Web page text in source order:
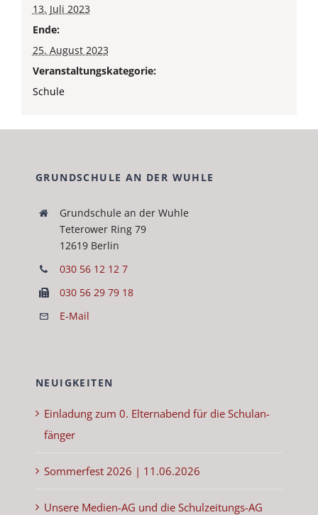
13. Juli 2023
Ende:
25. August 2023
Veranstaltungskategorie:
Schule
GRUNDSCHULE AN DER WUHLE
Grund­schule an der Wuh­le
Teterow­er Ring 79
12619 Berlin
030 56 12 12 7
030 56 29 79 18
E‑Mail
NEUIGKEITEN
Ein­ladung zum 0. Eltern­abend für die Schu­lan­
fänger
Som­mer­fest 2026 | 11.06.2026
Unsere Medi­en-AG und die Schulzeitungs-AG